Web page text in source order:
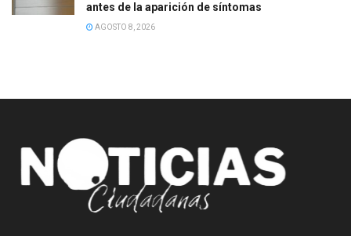
antes de la aparición de síntomas
AGOSTO 8, 2026